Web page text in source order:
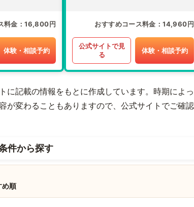
料金 16,800円
体験・相談予約
おすすめコース料金 14,960円
公式サイトで見
る
体験・相談予約
に記載の情報をもとに作成しています。時期によ
が変わることもありますので、公式サイトでご確認
件から探す
め順